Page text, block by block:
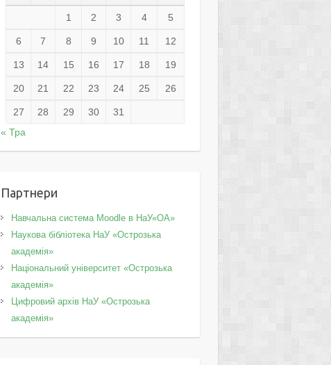
1 2 3 4 5
6 7 8 9 10 11 12
13 14 15 16 17 18 19
20 21 22 23 24 25 26
27 28 29 30
31
« Тра
Партнери
Навчальна система Moodle в НаУ«ОА»
Наукова бібліотека НаУ «Острозька
академія»
Національний університет «Острозька
академія»
Цифровий архів НаУ «Острозька
академія»